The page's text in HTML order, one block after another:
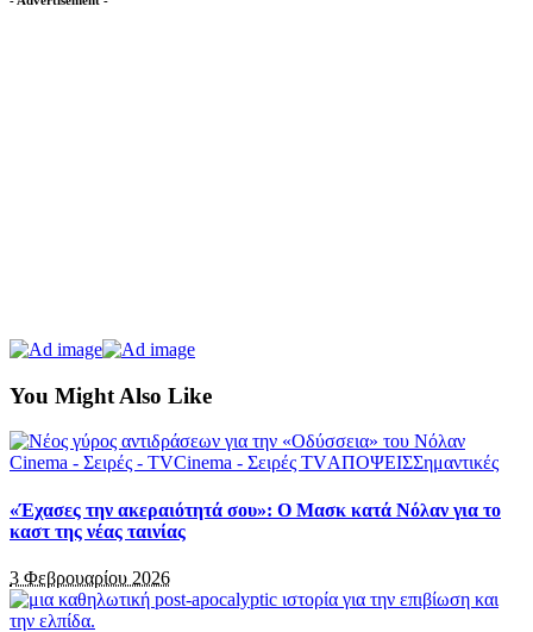
You Might Also Like
Cinema - Σειρές - TVCinema - Σειρές TVΑΠΟΨΕΙΣΣημαντικές
«Έχασες την ακεραιότητά σου»: Ο Μασκ κατά Νόλαν για το
καστ της νέας ταινίας
3 Φεβρουαρίου 2026